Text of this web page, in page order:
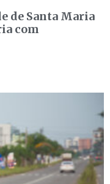
de Santa Maria
com